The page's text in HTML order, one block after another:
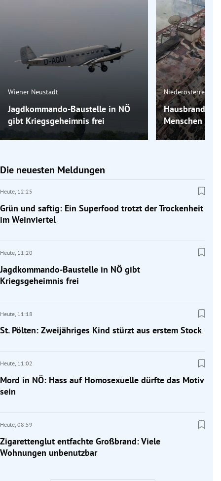
Wiener Neustadt
Jagdkommando-Baustelle in NÖ
gibt Kriegsgeheimnis frei
Niederösterreich
Hausbrand in
Menschen ihr
Die neuesten Meldungen
Heute, 12:25
Grün und saftig: Ein Superfood trotzt der Trockenheit
im Weinviertel
Heute, 11:20
Jagdkommando-Baustelle in NÖ gibt
Kriegsgeheimnis frei
Heute, 11:18
St. Pölten: Zweijähriges Kind stürzt aus erstem Stock
Heute, 11:02
Mord in NÖ: Hass auf Homosexuelle dürfte das Motiv
sein
Heute, 08:59
Zigarettenglut entfachte Großbrand: Viele
Wohnungen unbenutzbar